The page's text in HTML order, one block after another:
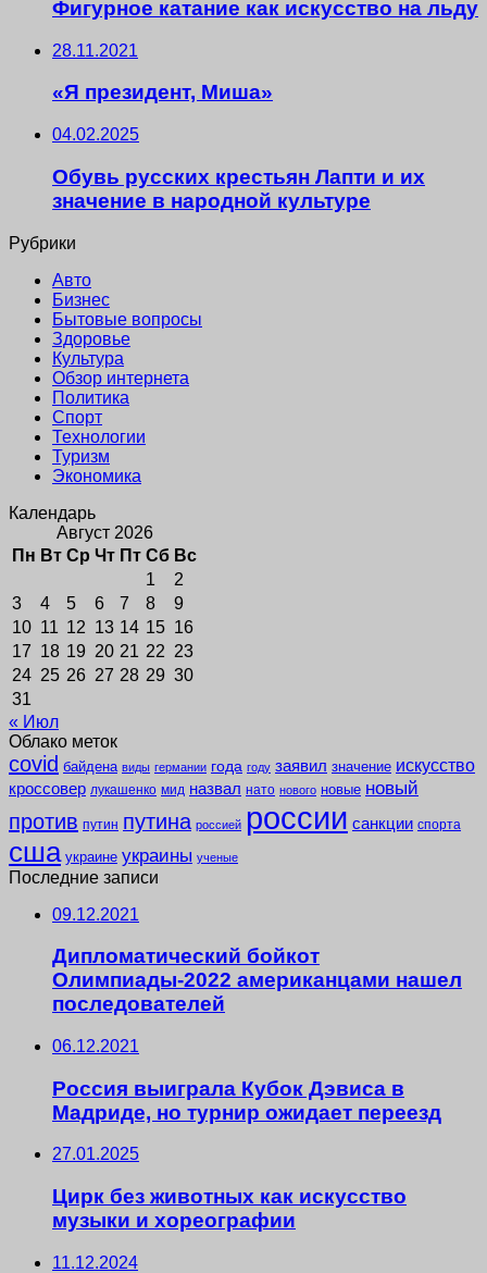
Фигурное катание как искусство на льду
28.11.2021
«Я президент, Миша»
04.02.2025
Обувь русских крестьян Лапти и их
значение в народной культуре
Рубрики
Авто
Бизнес
Бытовые вопросы
Здоровье
Культура
Обзор интернета
Политика
Спорт
Технологии
Туризм
Экономика
Календарь
Август 2026
Пн Вт Ср Чт Пт Сб Вс
1
2
3
4 5 6 7 8
9
10 11 12 13 14 15 16
17 18 19 20 21 22 23
24 25 26 27 28 29 30
31
« Июл
Облако меток
covid байдена виды германии года году заявил значение искусство
кроссовер лукашенко мид назвал нато нового новые новый
против путин путина россией россии санкции спорта
сша украине украины ученые
Последние записи
09.12.2021
Дипломатический бойкот
Олимпиады-2022 американцами нашел
последователей
06.12.2021
Россия выиграла Кубок Дэвиса в
Мадриде, но турнир ожидает переезд
27.01.2025
Цирк без животных как искусство
музыки и хореографии
11.12.2024